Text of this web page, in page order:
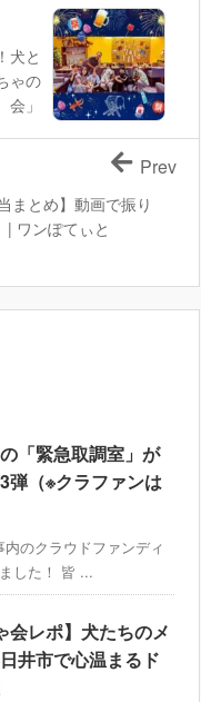
犬と
ゃの
会」
まとめ】動画で振り
| ワンぽてぃと
Prev
「緊急取調室」が
弾（※クラファンは
内のクラウドファンディ
した！ 皆 ...
会レポ】犬たちのメ
井市で心温まるド